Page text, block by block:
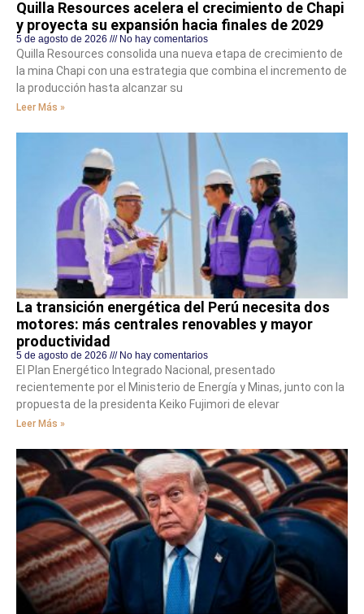
Quilla Resources acelera el crecimiento de Chapi
y proyecta su expansión hacia finales de 2029
5 de agosto de 2026 No hay comentarios
Quilla Resources consolida una nueva etapa de crecimiento de
la mina Chapi con una estrategia que combina el incremento de
la producción hasta alcanzar su
Leer Más »
La transición energética del Perú necesita dos
motores: más centrales renovables y mayor
productividad
5 de agosto de 2026 No hay comentarios
El Plan Energético Integrado Nacional, presentado
recientemente por el Ministerio de Energía y Minas, junto con la
propuesta de la presidenta Keiko Fujimori de elevar
Leer Más »